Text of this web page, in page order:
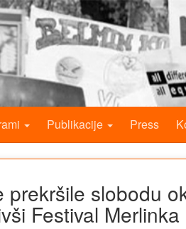
Publikacije Press
prekršile slobodu
Festival Merlinka